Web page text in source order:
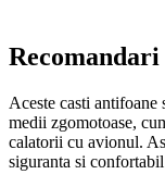
Aceste casti
medii zgomotoase,
calatorii cu avionul.
siguranta si